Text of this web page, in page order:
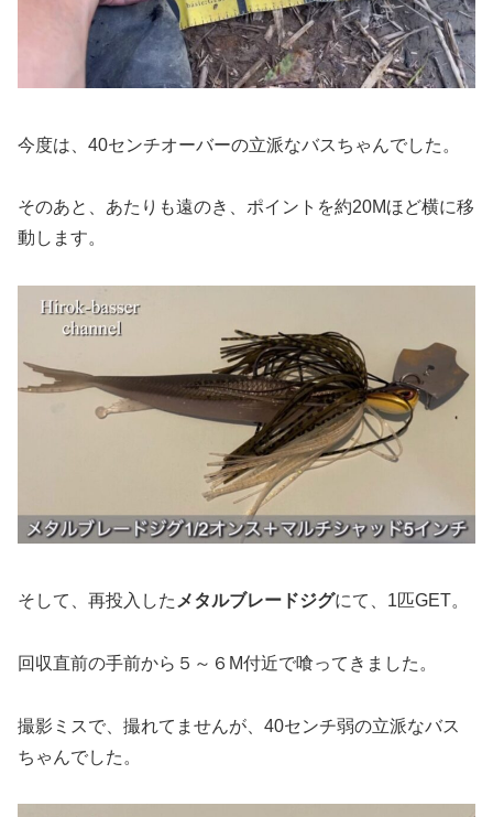
今度は、40センチオーバーの立派なバスちゃんでした。
そのあと、あたりも遠のき、ポイントを約20Mほど横に移
動します。
そして、再投入した メタルブレードジグにて、1匹GET。
回収直前の手前から５～６M付近で喰ってきました。
撮影ミスで、撮れてませんが、40センチ弱の立派なバス
ちゃんでした。